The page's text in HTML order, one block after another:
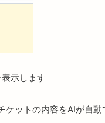
示します
ットの内容をAIが自動